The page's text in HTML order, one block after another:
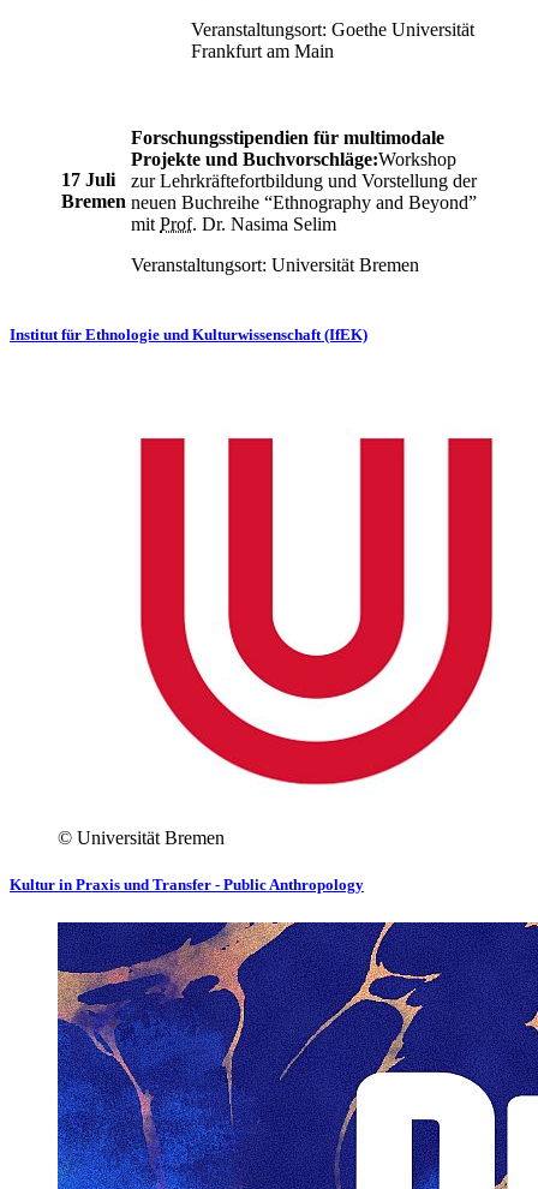
Veranstaltungsort: Goethe Universität
Frankfurt am Main
17 Juli
Bremen
Forschungsstipendien für multimodale
Projekte und Buchvorschläge:Workshop
zur Lehrkräftefortbildung und Vorstellung der
neuen Buchreihe “Ethnography and Beyond”
mit Prof. Dr. Nasima Selim
Veranstaltungsort: Universität Bremen
Institut für Ethnologie und Kulturwissenschaft (IfEK)
© Universität Bremen
Kultur in Praxis und Transfer - Public Anthropology